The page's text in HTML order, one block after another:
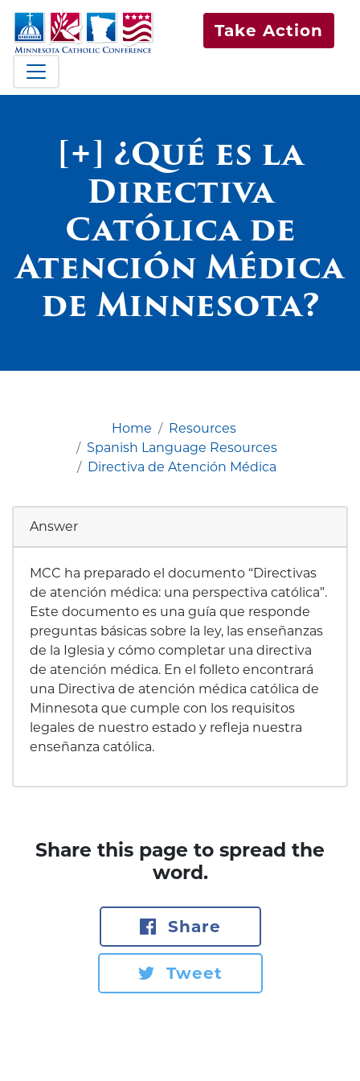
Take Action
[+] ¿Qué es la
Directiva
Católica de
Atención Médica
de Minnesota?
Home
Resources
Spanish Language Resources
Directiva de Atención Médica
Answer
MCC ha preparado el documento “Directivas
de atención médica: una perspectiva católica”.
Este documento es una guía que responde
preguntas básicas sobre la ley, las enseñanzas
de la Iglesia y cómo completar una directiva
de atención médica. En el folleto encontrará
una Directiva de atención médica católica de
Minnesota que cumple con los requisitos
legales de nuestro estado y refleja nuestra
enseñanza católica.
Share this page to spread the
word.
Share
Tweet